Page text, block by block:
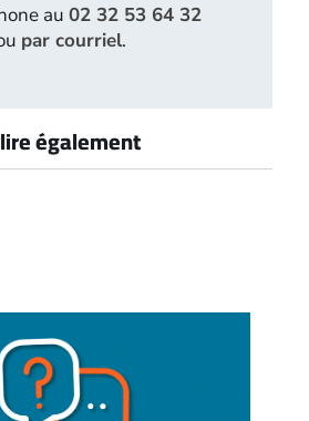
au 02 32 53 64 32
par courriel.
également